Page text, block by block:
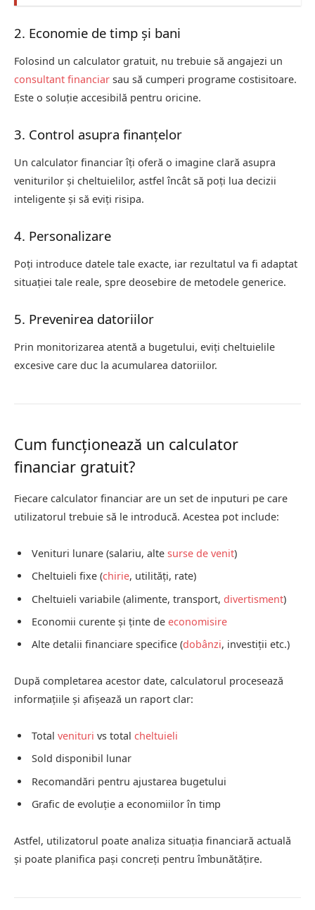
2. Economie de timp și bani
Folosind un calculator gratuit, nu trebuie să angajezi un
consultant financiar sau să cumperi programe costisitoare.
Este o soluție accesibilă pentru oricine.
3. Control asupra finanțelor
Un calculator financiar îți oferă o imagine clară asupra
veniturilor și cheltuielilor, astfel încât să poți lua decizii
inteligente și să eviți risipa.
4. Personalizare
Poți introduce datele tale exacte, iar rezultatul va fi adaptat
situației tale reale, spre deosebire de metodele generice.
5. Prevenirea datoriilor
Prin monitorizarea atentă a bugetului, eviți cheltuielile
excesive care duc la acumularea datoriilor.
Cum funcționează un calculator
financiar gratuit?
Fiecare calculator financiar are un set de inputuri pe care
utilizatorul trebuie să le introducă. Acestea pot include:
Venituri lunare (salariu, alte surse de venit)
Cheltuieli fixe (chirie, utilități, rate)
Cheltuieli variabile (alimente, transport, divertisment)
Economii curente și ținte de economisire
Alte detalii financiare specifice (dobânzi, investiții etc.)
După completarea acestor date, calculatorul procesează
informațiile și afișează un raport clar:
Total venituri vs total cheltuieli
Sold disponibil lunar
Recomandări pentru ajustarea bugetului
Grafic de evoluție a economiilor în timp
Astfel, utilizatorul poate analiza situația financiară actuală
și poate planifica pași concreți pentru îmbunătățire.